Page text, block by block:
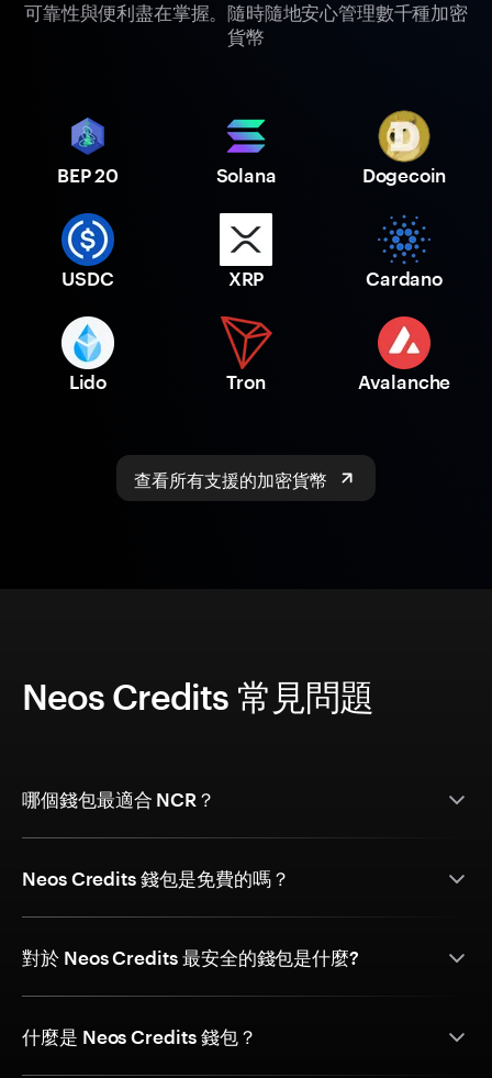
可靠性與便利盡在掌握。隨時隨地安心管理數千種加密
貨幣
BEP 20 Solana Dogecoin
USDC XRP Cardano
Lido Tron Avalanche
查看所有支援的加密貨幣
Neos Credits 常見問題
哪個錢包最適合 NCR？
Neos Credits 錢包是免費的嗎？
對於 Neos Credits 最安全的錢包是什麼?
什麼是 Neos Credits 錢包？